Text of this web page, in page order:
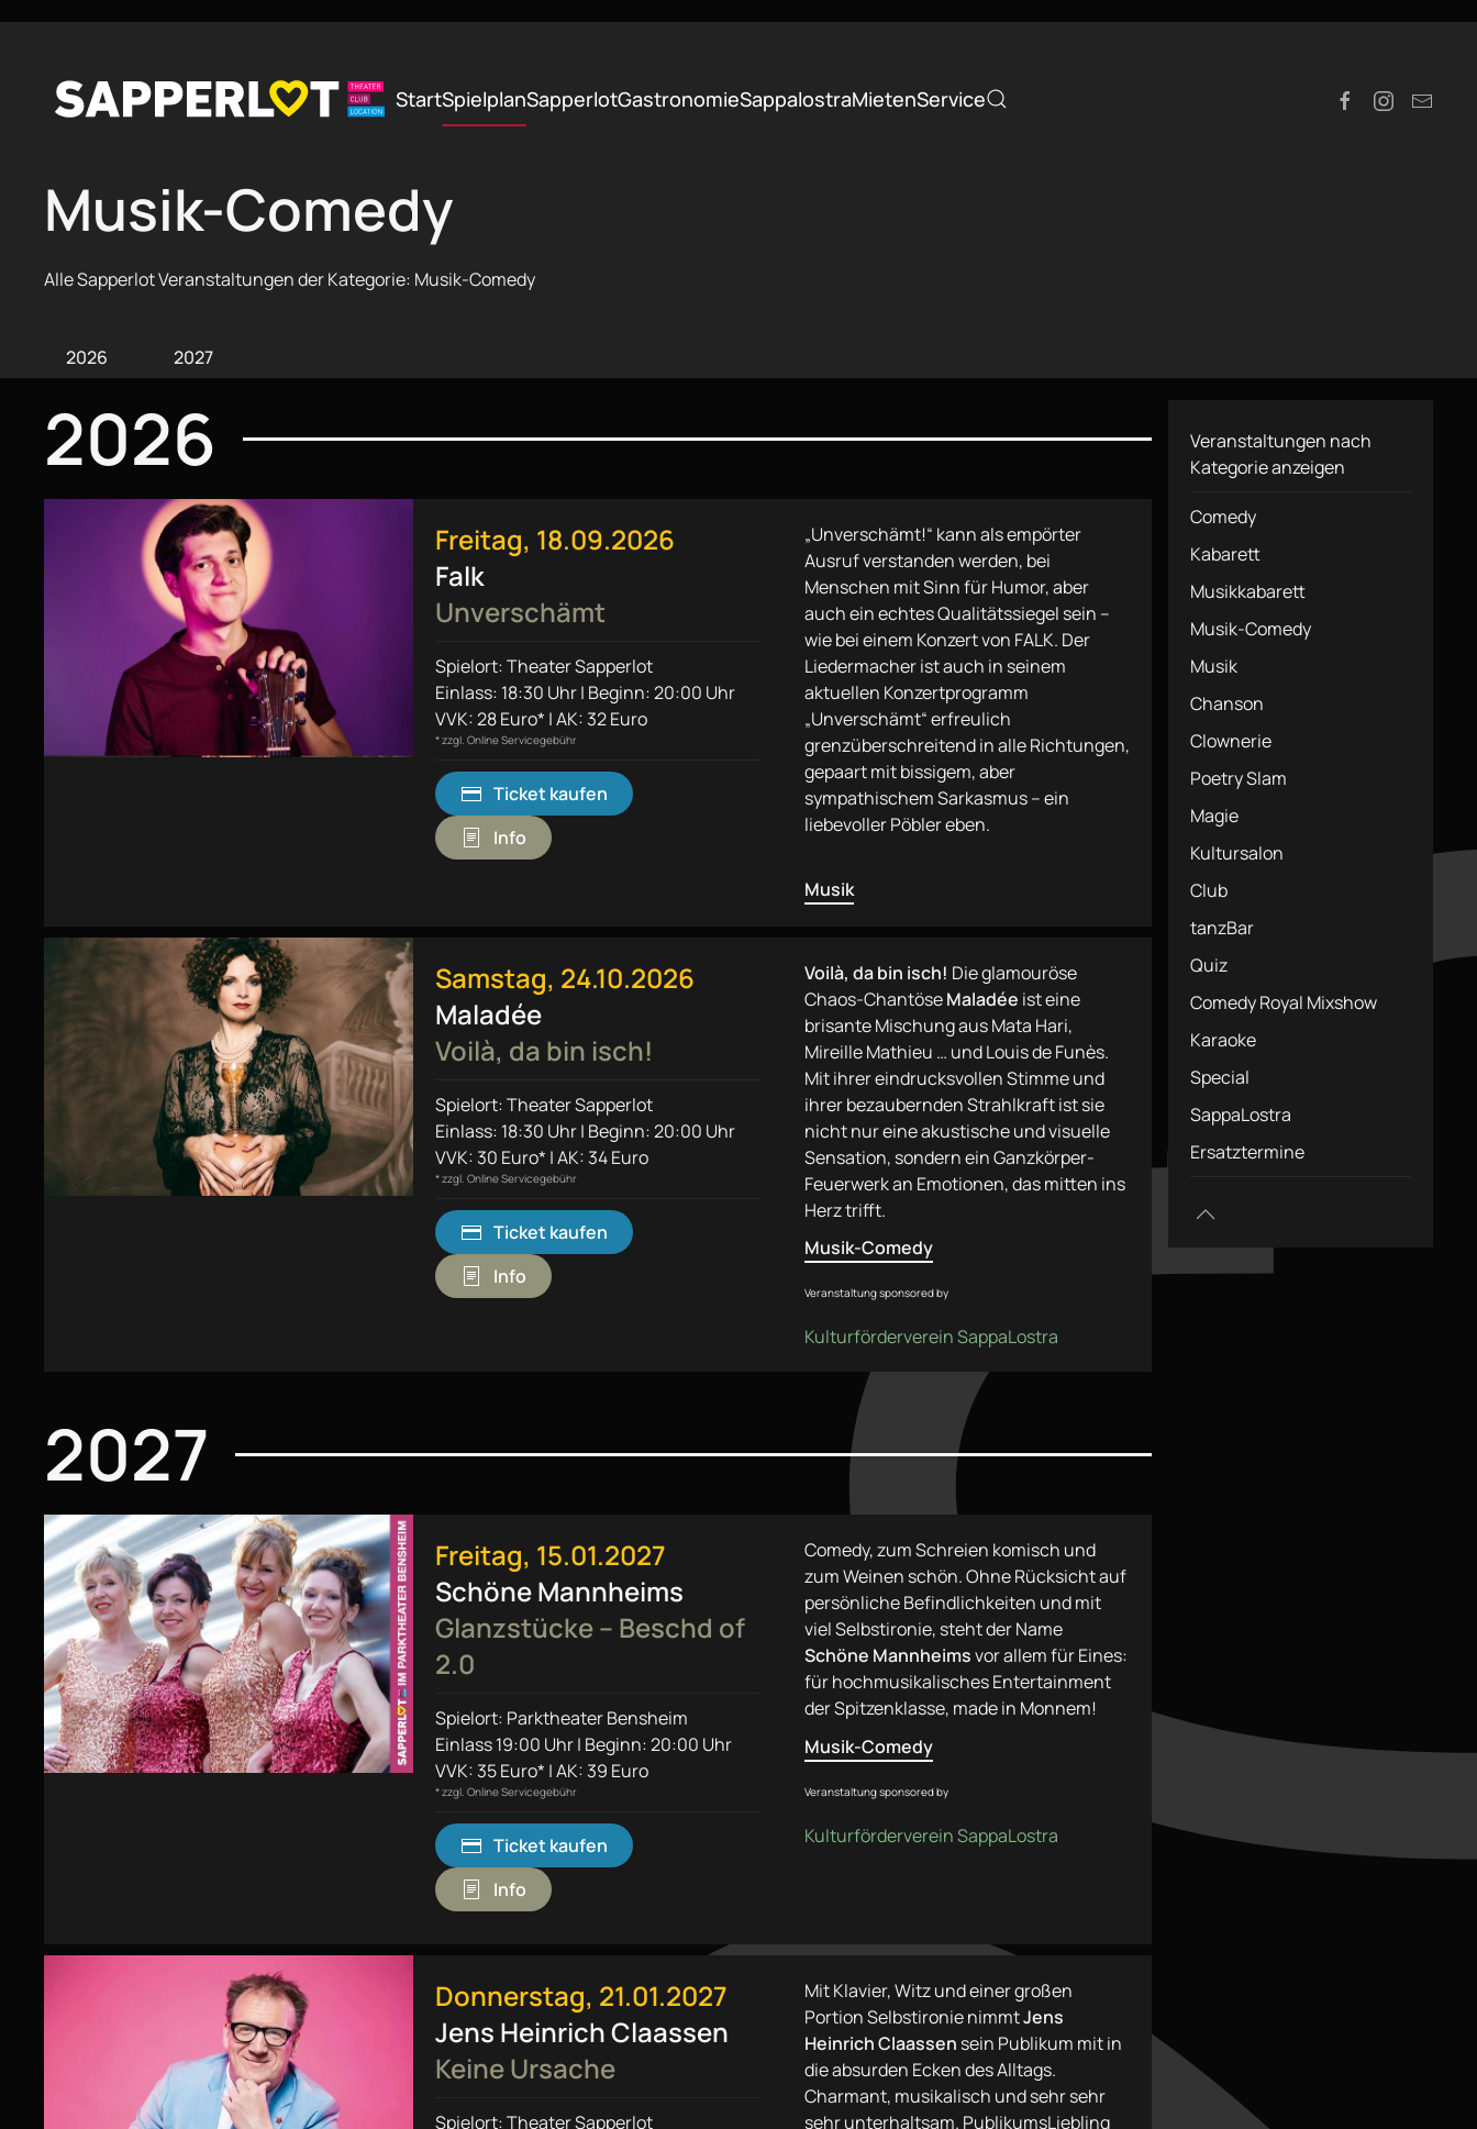
StartSpielplanSapperlotGastronomieSappalostraMietenService
Musik-Comedy
Alle Sapperlot Veranstaltungen der Kategorie: Musik-Comedy
2026 2027
2026
Freitag, 18.09.2026
Falk
Unverschämt
Spielort: Theater Sapperlot
Einlass: 18:30 Uhr | Beginn: 20:00 Uhr
VVK: 28 Euro* | AK: 32 Euro
* zzgl. Online Servicegebühr
Ticket kaufen
Info
„Unverschämt!“ kann als empörter
Ausruf verstanden werden, bei
Menschen mit Sinn für Humor, aber
auch ein echtes Qualitätssiegel sein –
wie bei einem Konzert von FALK. Der
Liedermacher ist auch in seinem
aktuellen Konzertprogramm
„Unverschämt“ erfreulich
grenzüberschreitend in alle Richtungen,
gepaart mit bissigem, aber
sympathischem Sarkasmus – ein
liebevoller Pöbler eben.
Musik
Samstag, 24.10.2026
Maladée
Voilà, da bin isch!
Spielort: Theater Sapperlot
Einlass: 18:30 Uhr | Beginn: 20:00 Uhr
VVK: 30 Euro* | AK: 34 Euro
* zzgl. Online Servicegebühr
Ticket kaufen
Info
Voilà, da bin isch! Die glamouröse
Chaos-ChantöseMaladée ist eine
brisante Mischung aus Mata Hari,
Mireille Mathieu … und Louis de Funès.
Mit ihrer eindrucksvollen Stimme und
ihrer bezaubernden Strahlkraft ist sie
nicht nur eine akustische und visuelle
Sensation, sondern ein Ganzkörper-
Feuerwerk an Emotionen, das mitten ins
Herz trifft.
Musik-Comedy
Veranstaltung sponsored by
Kulturförderverein SappaLostra
2027
Freitag, 15.01.2027
Schöne Mannheims
Glanzstücke – Beschd of
2.0
Spielort: Parktheater Bensheim
Einlass 19:00 Uhr | Beginn: 20:00 Uhr
VVK: 35 Euro* | AK: 39 Euro
* zzgl. Online Servicegebühr
Ticket kaufen
Info
Comedy, zum Schreien komisch und
zum Weinen schön. Ohne Rücksicht auf
persönliche Befindlichkeiten und mit
viel Selbstironie, steht der Name
Schöne Mannheimsvor allem für Eines:
für hochmusikalisches Entertainment
der Spitzenklasse, made in Monnem!
Musik-Comedy
Veranstaltung sponsored by
Kulturförderverein SappaLostra
Donnerstag, 21.01.2027
Jens Heinrich Claassen
Keine Ursache
Spielort: Theater Sapperlot
Mit Klavier, Witz und einer großen
Portion Selbstironie nimmtJens
Heinrich Claassen sein Publikum mit in
die absurden Ecken des Alltags.
Charmant, musikalisch und sehr sehr
sehr unterhaltsam. PublikumsLiebling
Veranstaltungen nach
Kategorie anzeigen
Comedy
Kabarett
Musikkabarett
Musik-Comedy
Musik
Chanson
Clownerie
Poetry Slam
Magie
Kultursalon
Club
tanzBar
Quiz
Comedy Royal Mixshow
Karaoke
Special
SappaLostra
Ersatztermine